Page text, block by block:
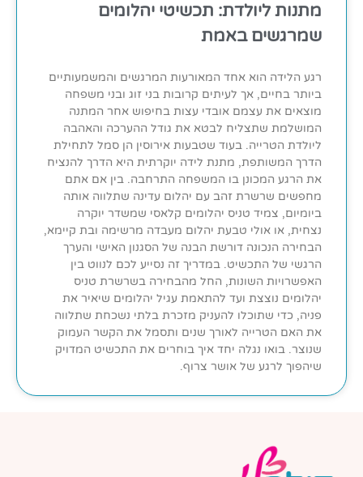
מתנות ליולדת: תכשיטי יהלומים
שמרגשים באמת
רגע הלידה הוא אחד המאורעות המרגשים והמשמעותיים
ביותר בחיים, אך לעיתים קרובות בני זוג ובני משפחה
מוצאים את עצמם אובדי עצות בחיפוש אחר המתנה
המושלמת שתצליח לבטא את גודל ההערכה והאהבה
ליולדת הטרייה. בעוד שטבעות אירוסין הן סמל לתחילת
הדרך המשותפת, מתנת לידה יוקרתית היא הדרך להנציח
את הרגע המכונן בו המשפחה התרחבה. בין אם אתם
מחפשים שרשרת זהב עם יהלום עדינה שתלווה אותה
ביומיום, צמיד טניס יהלומים קלאסי שמשדר יוקרה
נצחית, או אולי טבעת יהלום מעבדה מרשימה ובת קיימא,
הבחירה הנכונה דורשת הבנה של הסגנון האישי והערך
הרגשי של התכשיט. במדריך זה נסייע לכם לנווט בין
האפשרויות השונות, החל מהבחירה בשרשרת טניס
יהלומים נוצצת ועד להתאמת עגיל יהלומים שיאיר את
פניה, כדי שתוכלו להעניק מזכרת בלתי נשכחת שתלווה
את האם הטרייה לאורך שנים ותסמל את הקשר העמוק
שנוצר. בואו נגלה יחד איך בוחרים את התכשיט המדויק
שיהפוך לרגע של אושר צרוף.